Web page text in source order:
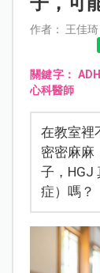
作者： 王佳
關鍵字：
心科醫師
在教室裡
密密麻麻
子，HGJ
症）嗎？